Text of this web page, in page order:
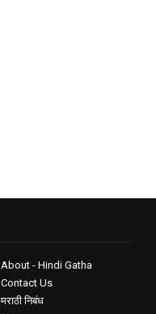
About - Hindi Gatha
Contact Us
मराठी निबंध